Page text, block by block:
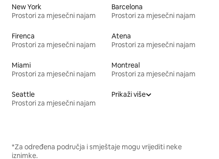
New York
Prostori za mjesečni najam
Barcelona
Prostori za mjesečni najam
Firenca
Prostori za mjesečni najam
Atena
Prostori za mjesečni najam
Miami
Prostori za mjesečni najam
Montreal
Prostori za mjesečni najam
Seattle
Prostori za mjesečni najam
Prikaži više
*Za određena područja i smještaje mogu vrijediti neke
iznimke.